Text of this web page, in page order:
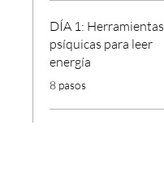
DÍA 1: Herramientas
psíquicas para leer
energía
.8 pasos